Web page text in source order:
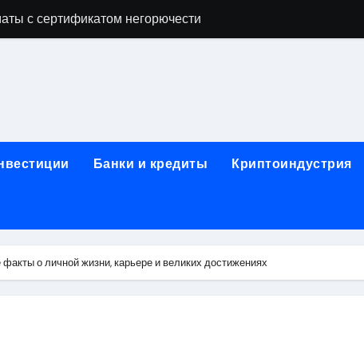
с сертификатом негорючести
и направляющих для конвейерных лент
лотков для хранения электронных компонентов
этапы строительства, проверка застройщика и сценарии
информация о сельскохозяйственных
Банки и кредиты Криптоиндустрия
о личной жизни, карьере и великих достижениях